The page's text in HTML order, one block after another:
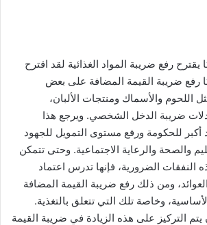
يقترح رفع ضريبة المواد الغذائية لقد اقترح
رفع ضريبة القيمة المضافة على بعض
اللحوم والأسماك ومنتجات الألبان،
ضريبة الدخل الشخصي. ويرجع هذا
أكبر للحكومة ورفع مستوى التمويل للجهود
والصحة والرعاية الاجتماعية. وحتى تتمكن
النفقات الضرورية، فإنها تدرس اعتماد
ومن ذلك رفع ضريبة القيمة المضافة
وخاصة تلك التي تتعلق بالتغذية.
التركيز على هذه الزيادة في ضريبة القيمة